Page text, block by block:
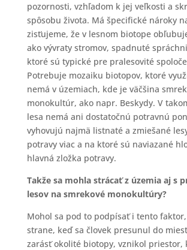
pozornosti, vzhľadom k jej veľkosti a
spôsobu života. Má špecifické nároky
zisťujeme, že v lesnom biotope
ako vývraty stromov, spadnuté
ktoré sú typické pre pralesovité
Potrebuje mozaiku biotopov, ktoré
nemá v územiach, kde je väčšina
monokultúr, ako napr. Beskydy. V
lesa nemá ani dostatočnú potravnú
vyhovujú najmä listnaté a zmiešané
potravy viac a na ktoré sú naviazané
hlavná zložka potravy.
Takže sa mohla strácať z územia aj s
lesov na smrekové monokultúry?
Mohol sa pod to podpísať i tento
strane, keď sa človek presunul do
zarásť okolité biotopy, vznikol priestor,